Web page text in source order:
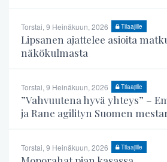
Torstai, 9 Heinäkuun, 2026 Tilaajille
Lipsanen ajattelee asioita
näkökulmasta
Torstai, 9 Heinäkuun, 2026 Tilaajille
”Vahvuutena hyvä yhteys” –
ja Rane agilityn Suomen
Torstai, 9 Heinäkuun, 2026 Tilaajille